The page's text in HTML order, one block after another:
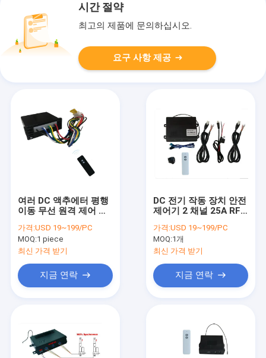
시간 절약
최고의 제품에 문의하십시오.
요구 사항 제공
여러 DC 액추에터 평행
이동 무선 원격 제어 장
가격:USD 19~199/PC
MOQ:1 piece
최신 가격 받기
지금 연락
DC 전기 작동 장치 안전
제어기 2 채널 25A RF
가격:USD 19~199/PC
MOQ:1개
최신 가격 받기
지금 연락